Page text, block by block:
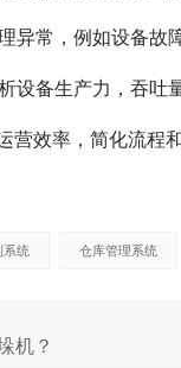
异常，例如设备故
设备生产力，吞吐
营效率，简化流程
系统 仓库管理系统
机？